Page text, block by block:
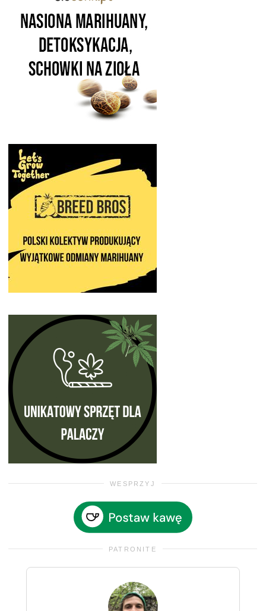
WESPRZYJ
PATRONITE